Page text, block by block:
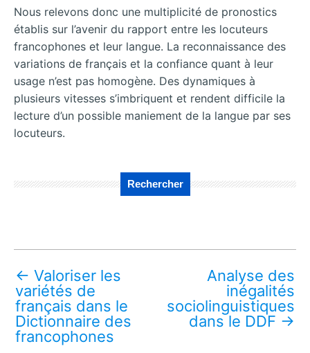
Nous relevons donc une multiplicité de pronostics
établis sur l’avenir du rapport entre les locuteurs
francophones et leur langue. La reconnaissance des
variations de français et la confiance quant à leur
usage n’est pas homogène. Des dynamiques à
plusieurs vitesses s’imbriquent et rendent difficile la
lecture d’un possible maniement de la langue par ses
locuteurs.
Rechercher
← Valoriser les
variétés de
français dans le
Dictionnaire des
francophones
Analyse des
inégalités
sociolinguistiques
dans le DDF →